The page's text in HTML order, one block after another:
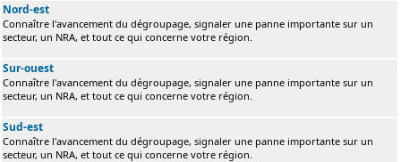
Nord-est
Connaître l'avancement du dégroupage, signaler une panne importante sur un
secteur, un NRA, et tout ce qui concerne votre région.
Sur-ouest
Connaître l'avancement du dégroupage, signaler une panne importante sur un
secteur, un NRA, et tout ce qui concerne votre région.
Sud-est
Connaître l'avancement du dégroupage, signaler une panne importante sur un
secteur, un NRA, et tout ce qui concerne votre région.